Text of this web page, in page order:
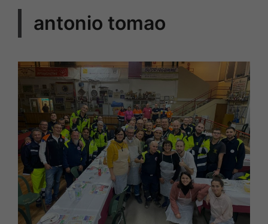
antonio tomao